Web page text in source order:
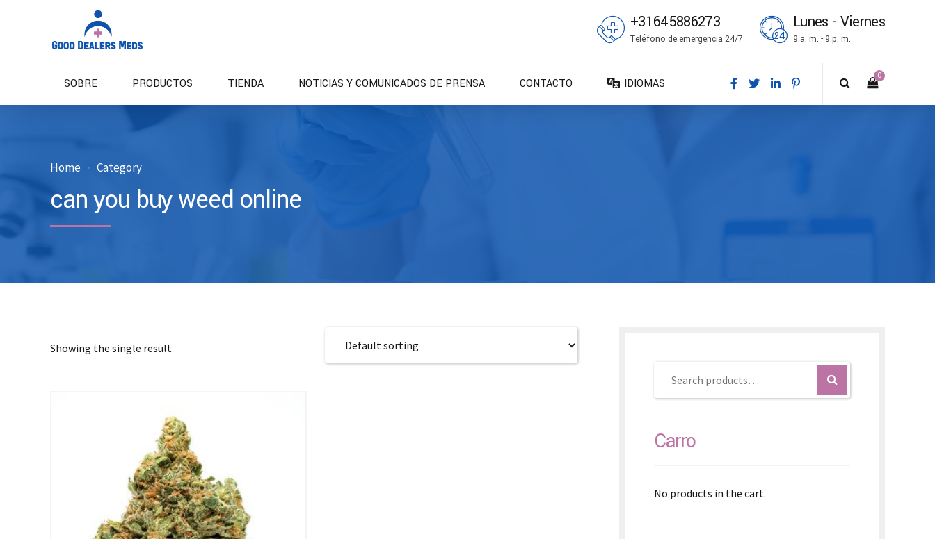
+31645886273
Teléfono de emergencia 24/7
Lunes - Viernes
9 a. m. - 9 p. m.
0
SOBRE PRODUCTOS TIENDA NOTICIAS Y COMUNICADOS DE PRENSA CONTACTO
IDIOMAS
Home Category
can you buy weed online
Showing the single result
Carro
No products in the cart.